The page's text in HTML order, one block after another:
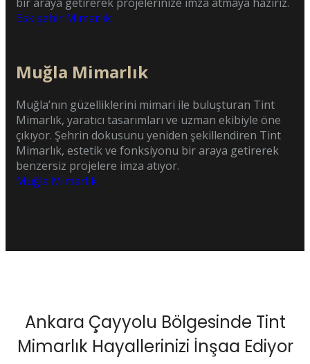
Eskişehir Mimarlık
Muğla Mimarlık
Muğla’nın güzelliklerini mimari ile buluşturan Tint
Mimarlık, yaratıcı tasarımları ve uzman ekibiyle öne
çıkıyor. Şehrin dokusunu yeniden şekillendiren Tint
Mimarlık, estetik ve fonksiyonu bir araya getirerek
benzersiz projelere imza atıyor.
Muğla Mimarlık
Ankara Çayyolu Bölgesinde Tint
Mimarlık Hayallerinizi İnşaa Ediyor